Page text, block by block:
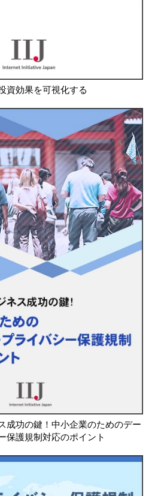
資効果を可視化する
成功の鍵！中小企業のためのデー
保護規制対応のポイント